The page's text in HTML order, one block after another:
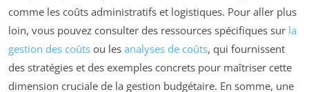
comme les coûts administratifs et logistiques. Pour aller plus
loin, vous pouvez consulter des ressources spécifiques sur la
gestion des coûts ou les analyses de coûts, qui fournissent
des stratégies et des exemples concrets pour maîtriser cette
dimension cruciale de la gestion budgétaire. En somme, une